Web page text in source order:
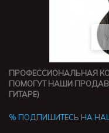
ПРОФЕССИОНАЛЬНАЯ
ПОМОГУТ НАШИ
ГИТАРЕ)
% ПОДПИШИТЕСЬ НА НАШ